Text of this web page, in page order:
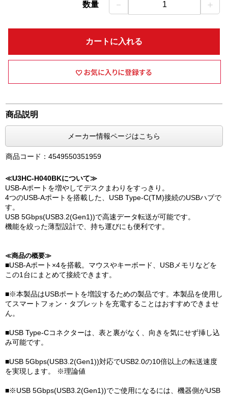
数量 － 1 ＋
カートに入れる
商品説明
メーカー情報ページはこちら
商品コード：4549550351959
≪U3HC-H040BKについて≫
USB-Aポートを増やしてデスクまわりをすっきり。
4つのUSB-Aポートを搭載した、USB Type-C(TM)接続のUSBハブで
す。
USB 5Gbps(USB3.2(Gen1))で高速データ転送が可能です。
機能を絞った薄型設計で、持ち運びにも便利です。
≪商品の概要≫
■USB-Aポート×4を搭載。マウスやキーボード、USBメモリなどを
この1台にまとめて接続できます。
■※本製品はUSBポートを増設するための製品です。本製品を使用し
てスマートフォン・タブレットを充電することはおすすめできませ
ん。
■USB Type-Cコネクターは、表と裏がなく、向きを気にせず挿し込
み可能です。
■USB 5Gbps(USB3.2(Gen1))対応でUSB2.0の10倍以上の転送速度
を実現します。 ※理論値
■※USB 5Gbps(USB3.2(Gen1))でご使用になるには、機器側がUSB